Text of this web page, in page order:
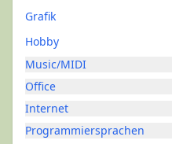
Grafik
Hobby
Music/MIDI
Office
Internet
Programmiersprachen